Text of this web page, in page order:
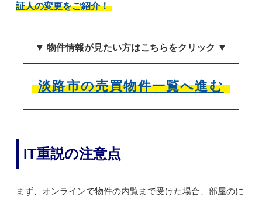
証人の変更をご紹介！
▼ 物件情報が見たい方はこちらをクリック ▼
淡路市の売買物件一覧へ進む
IT重説の注意点
まず、オンラインで物件の内覧まで受けた場合、部屋のに